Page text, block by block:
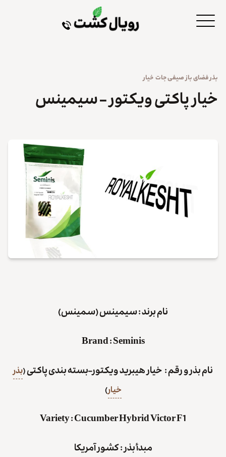
بذرفضای بازصیفی جاتخیار
خیار پاکتی ویکتور – سیمینس
نام برند : سیمینس (سمینس)
Brand:Seminis
نام بذر و رقم : خیار هیبریدویکتور–بسته بندی پاکتی(بذر
خیار)
Variety:Cucumber Hybrid Victor F1
مبدأ بذر : کشور آمریکا